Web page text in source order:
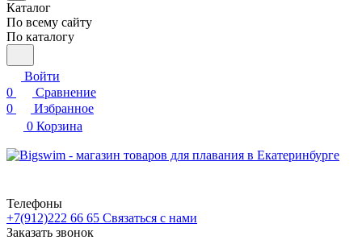
Каталог
По всему сайту
По каталогу
Войти
0
Сравнение
0
Избранное
0 Корзина
Телефоны
+7(912)222 66 65 Связаться с нами
Заказать звонок